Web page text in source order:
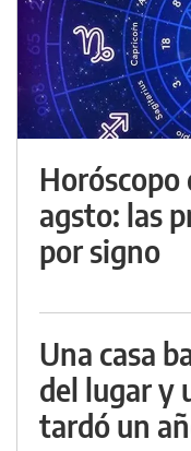
Horóscopo
agsto: las
por signo
Una casa
del lugar y
tardó un